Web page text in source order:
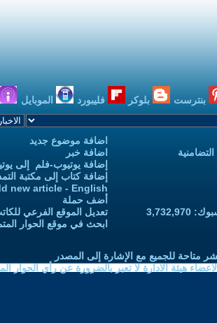
بنترست بلوكر فليبورد الموبايل
اضافة موضوع جديد
اضافة خبر
إضافة يوتيوب-فلم إلى
إضافة كتاب إلى مكتبة
new article - English
أضف حملة
تعديل الموقع الفرعي
ابحث في موقع الحوار
متاحة للجميع مع الإشارة إلى المصدر
هيئة الادارة لا تعبر بالضرورة عن رأي الحوار